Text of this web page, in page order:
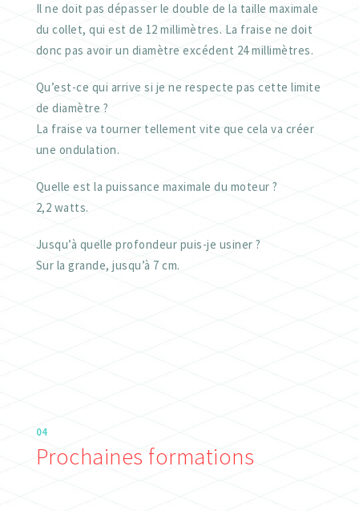
Il ne doit pas dépasser le double de la taille maximale
du collet, qui est de 12 millimètres. La fraise ne doit
donc pas avoir un diamètre excédent 24 millimètres.
Qu’est-ce qui arrive si je ne respecte pas cette limite
de diamètre ?
La fraise va tourner tellement vite que cela va créer
une ondulation.
Quelle est la puissance maximale du moteur ?
2,2 watts.
Jusqu’à quelle profondeur puis-je usiner ?
Sur la grande, jusqu’à 7 cm.
04
Prochaines formations